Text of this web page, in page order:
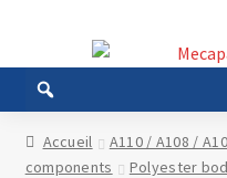
la
navigation
au
contenu
Accueil A110 / A108 /
components
Polyester